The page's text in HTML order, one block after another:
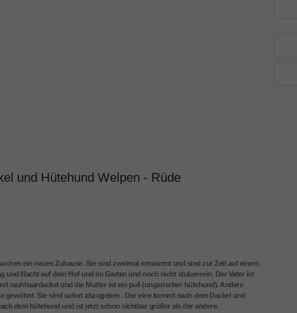
und Hütehund Welpen - Rüde
ein neues Zuhause. Sie sind zweimal entwurmt und sind zur Zeit auf einem
und Nacht auf dem Hof und im Garten und noch nicht stubenrein. Der Vater ist
rauhhaardackel und die Mutter ist ein puli (ungarischer hütehund). Andere
gewöhnt. Sie sind sofort abzugeben . Der eine kommt nach dem Dackel und
dem hütehund und ist jetzt schon sichtbar größer als der andere.